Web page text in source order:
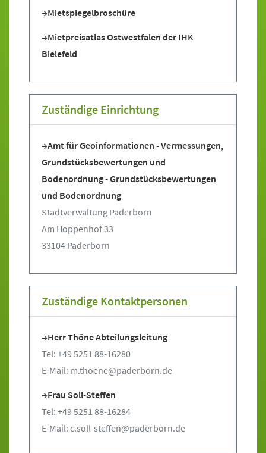
Mietspiegelbroschüre
Mietpreisatlas Ostwestfalen der IHK
Bielefeld
Zuständige Einrichtung
Amt für Geoinformationen - Vermessungen,
Grundstücksbewertungen und
Bodenordnung - Grundstücksbewertungen
und Bodenordnung
Stadtverwaltung Paderborn
Am Hoppenhof 33
33104 Paderborn
Zuständige Kontaktpersonen
Herr Thöne Abteilungsleitung
Tel: +49 5251 88-16280
E-Mail: m.thoene@paderborn.de
Frau Soll-Steffen
Tel: +49 5251 88-16284
E-Mail: c.soll-steffen@paderborn.de